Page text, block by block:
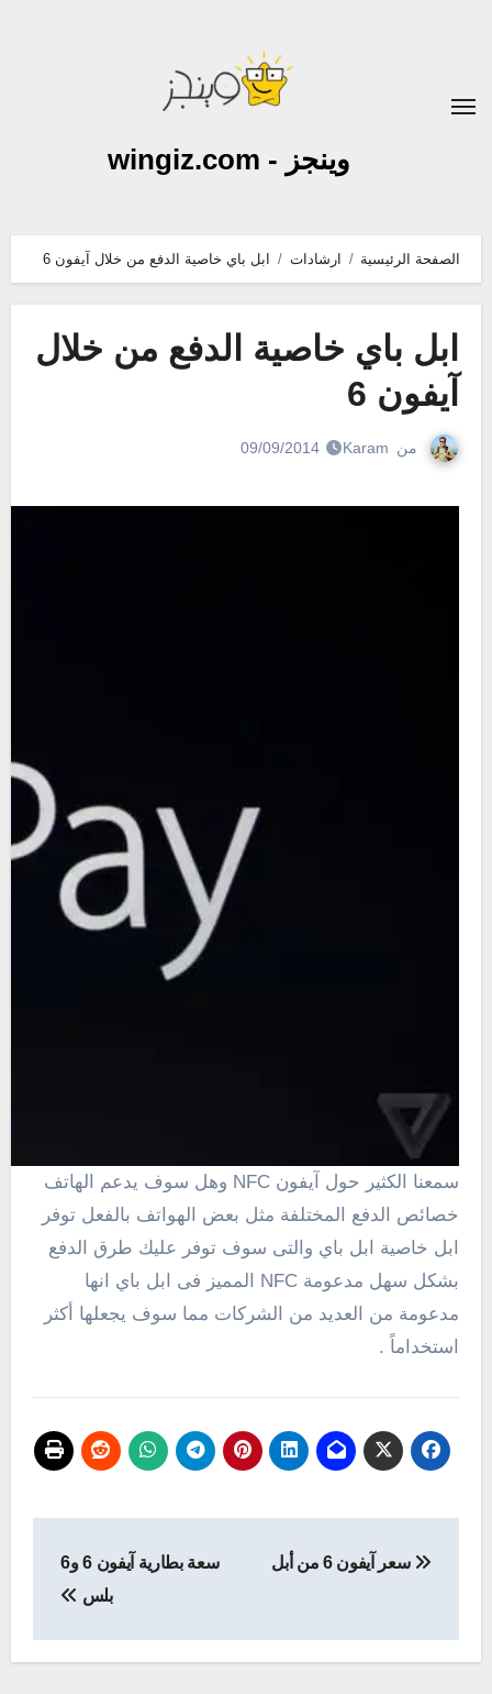
وينجز - wingiz.com
الصفحة الرئيسية ارشادات ابل باي خاصية الدفع من خلال آيفون 6
ابل باي خاصية الدفع من خلال
آيفون 6
من Karam
09/09/2014
سمعنا الكثير حول آيفون NFC
وهل سوف يدعم الهاتف
خصائص الدفع المختلفة مثل بعض الهواتف بالفعل توفر
ابل خاصية ابل باي والتى سوف توفر عليك طرق الدفع
بشكل سهل مدعومة NFC المميز فى ابل باي انها
مدعومة من العديد من الشركات مما سوف يجعلها أكثر
استخداماً .
المقالات
سعر آيفون 6 من أبل
سعة بطارية آيفون 6 و6
بلس